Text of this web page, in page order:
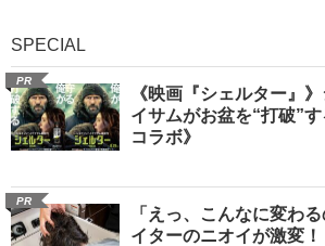
SPECIAL
PR
《映画『シェルター』
イサムがお盆を“打破”す
コラボ》
PR
「えっ、こんなに変わ
イターのニオイが激変